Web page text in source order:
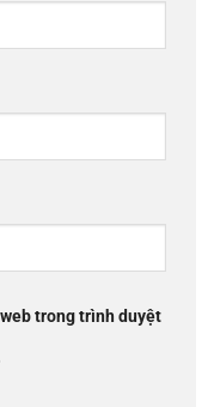
trong trình duyệt